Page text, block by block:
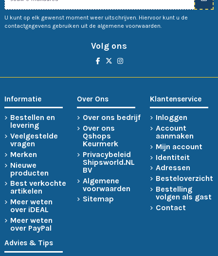
U kunt op elk gewenst moment weer uitschrijven. Hiervoor kunt u de
contactgegevens gebruiken uit de algemene voorwaarden.
Volg ons
Informatie
Bestellen en
levering
Veelgestelde
vragen
Merken
Nieuwe
producten
Best verkochte
artikelen
Meer weten
over iDEAL
Meer weten
over PayPal
Over Ons
Over ons bedrijf
Over ons
Qshops
Keurmerk
Privacybeleid
Shipsworld.NL
BV
Algemene
voorwaarden
Sitemap
Klantenservice
Inloggen
Account
aanmaken
Mijn account
Identiteit
Adressen
Besteloverzicht
Bestelling
volgen als gast
Contact
Advies & Tips